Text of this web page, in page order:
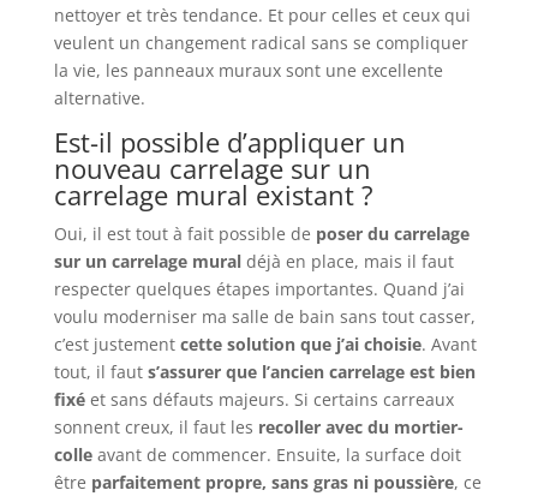
nettoyer et très tendance. Et pour celles et ceux qui
veulent un changement radical sans se compliquer
la vie, les panneaux muraux sont une excellente
alternative.
Est-il possible d’appliquer un
nouveau carrelage sur un
carrelage mural existant ?
Oui, il est tout à fait possible de poser du carrelage
sur un carrelage muraldéjà en place, mais il faut
respecter quelques étapes importantes. Quand j’ai
voulu moderniser ma salle de bain sans tout casser,
c’est justement cette solution que j’ai choisie. Avant
tout, il faut s’assurer que l’ancien carrelage est bien
fixéet sans défauts majeurs. Si certains carreaux
sonnent creux, il faut les recoller avec du mortier-
colleavant de commencer. Ensuite, la surface doit
être parfaitement propre, sans gras ni poussière, ce